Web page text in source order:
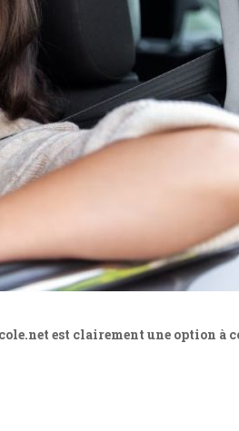
est clairement une option à